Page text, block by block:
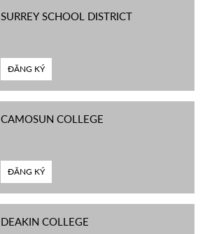
SURREY SCHOOL DISTRICT
ĐĂNG KÝ
CAMOSUN COLLEGE
ĐĂNG KÝ
DEAKIN COLLEGE